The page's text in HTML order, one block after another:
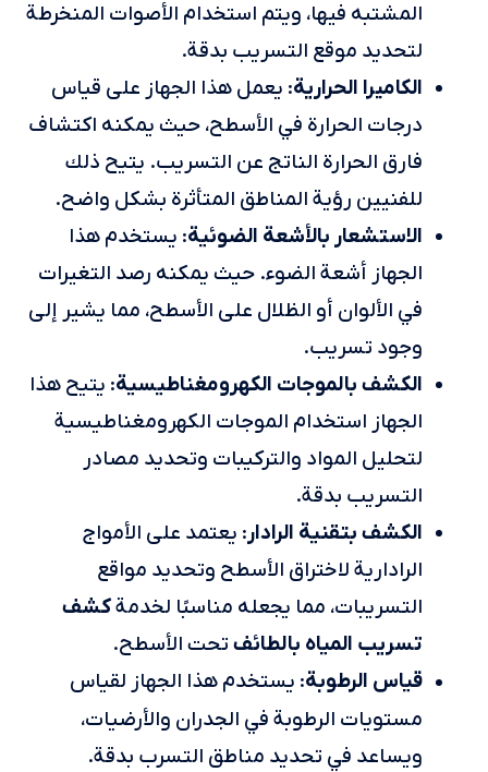
المشتبه فيها، ويتم استخدام الأصوات المنخرطة
لتحديد موقع التسريب بدقة.
الكاميرا الحرارية: يعمل هذا الجهاز على قياس
درجات الحرارة في الأسطح، حيث يمكنه اكتشاف
فارق الحرارة الناتج عن التسريب. يتيح ذلك
للفنيين رؤية المناطق المتأثرة بشكل واضح.
الاستشعار بالأشعة الضوئية: يستخدم هذا
الجهاز أشعة الضوء. حيث يمكنه رصد التغيرات
في الألوان أو الظلال على الأسطح، مما يشير إلى
وجود تسريب.
الكشف بالموجات الكهرومغناطيسية: يتيح هذا
الجهاز استخدام الموجات الكهرومغناطيسية
لتحليل المواد والتركيبات وتحديد مصادر
التسريب بدقة.
الكشف بتقنية الرادار: يعتمد على الأمواج
الرادارية لاختراق الأسطح وتحديد مواقع
التسريبات، مما يجعله مناسبًا لخدمةكشف
تسريب المياه بالطائف تحت الأسطح.
قياس الرطوبة: يستخدم هذا الجهاز لقياس
مستويات الرطوبة في الجدران والأرضيات،
ويساعد في تحديد مناطق التسرب بدقة.